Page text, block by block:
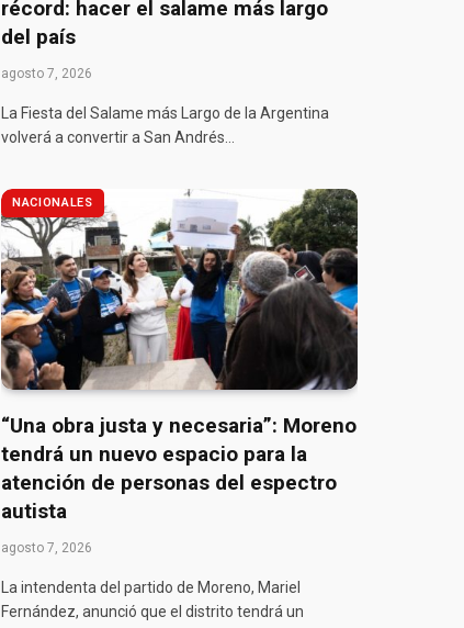
récord: hacer el salame más largo
del país
agosto 7, 2026
La Fiesta del Salame más Largo de la Argentina
volverá a convertir a San Andrés…
NACIONALES
“Una obra justa y necesaria”: Moreno
tendrá un nuevo espacio para la
atención de personas del espectro
autista
agosto 7, 2026
La intendenta del partido de Moreno, Mariel
Fernández, anunció que el distrito tendrá un